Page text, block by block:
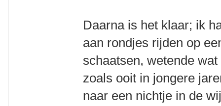
Daarna is het klaar; ik
aan rondjes rijden op
schaatsen, wetende
zoals ooit in jongere
naar een nichtje in de